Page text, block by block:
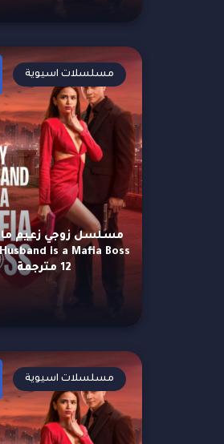
12 مترجمة
مسلسلات اسيوية
مسلسلات اسيوية